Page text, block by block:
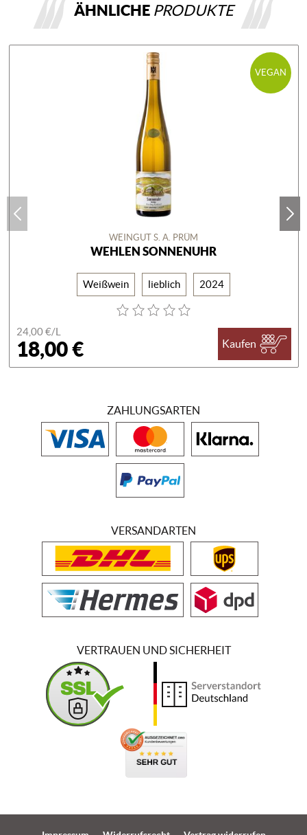
ÄHNLICHE PRODUKTE
VEGAN
WEINGUT S. A. PRÜM
WEHLEN SONNENUHR
Weißwein lieblich 2024
24,00 €/L
18,00 € Kaufen
ZAHLUNGSARTEN
VERSANDARTEN
VERTRAUEN UND SICHERHEIT